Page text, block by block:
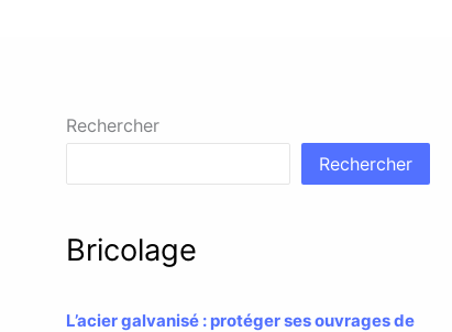
Rechercher
Rechercher
Bricolage
L’acier galvanisé : protéger ses ouvrages de